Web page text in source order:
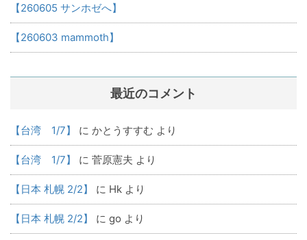
【260605 サンホゼへ】
【260603 mammoth】
最近のコメント
【台湾 1/7】 に かとうすすむ より
【台湾 1/7】 に 菅原憲夫 より
【日本 札幌 2/2】 に Hk より
【日本 札幌 2/2】 に go より